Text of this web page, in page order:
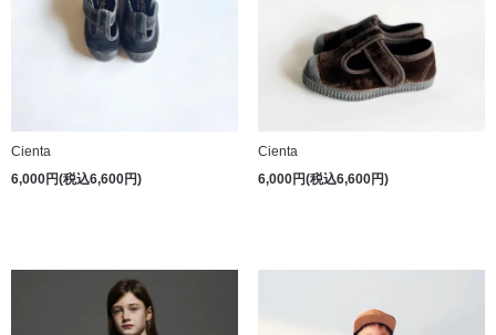
Cienta
6,000円(税込6,600円)
Cienta
6,000円(税込6,600円)